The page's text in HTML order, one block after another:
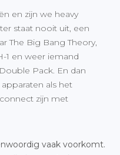
en zijn we heavy
staat nooit uit, een
The Big Bang Theory,
1 en weer iemand
Pack. En dan
als het
zijn met
vaak voorkomt.